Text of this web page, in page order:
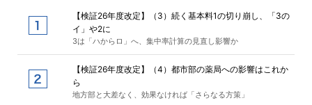
【検証26年度改定】（3）続く基本料1の切り崩し、「3の
イ」や2に
3は「ハからロ」へ、集中率計算の見直し影響か
【検証26年度改定】（4）都市部の薬局への影響はこれか
ら
地方部と大差なく、効果なければ「さらなる方策」